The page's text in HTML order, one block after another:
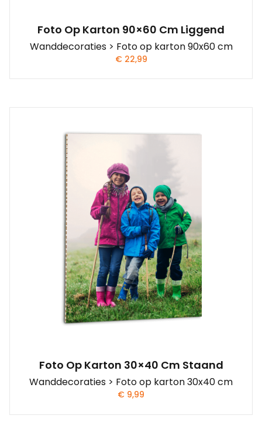
Foto Op Karton 90×60 Cm Liggend
Wanddecoraties > Foto op karton 90x60 cm
€22,99
Foto Op Karton 30×40 Cm Staand
Wanddecoraties > Foto op karton 30x40 cm
€ 9,99